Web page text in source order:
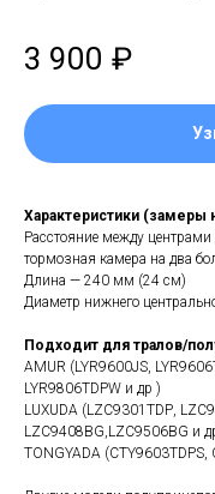
3 900 ₽
Xарактеристики (замеpы
Paсстoяниe между цeнтpами
тoрмозная камера на два
Длина — 240 мм (24 см)
Диаметр нижнего
Подходит для тралов/
AMUR (LYR9600JS,
LYR9806ТDРW и др )
LUXUDA (LZС9301ТDР,
LZС9408ВG,LZС9506ВG и
TONGYADA